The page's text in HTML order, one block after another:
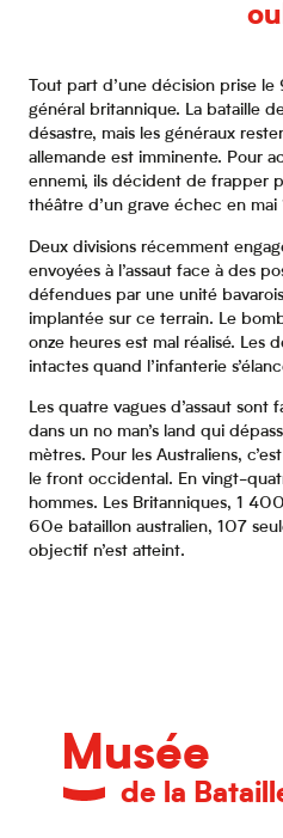
Tout part d’une décision prise
général britannique. La bataille
désastre, mais les généraux
allemande est imminente. Pour
ennemi, ils décident de frapper
théâtre d’un grave échec en mai
Deux divisions récemment
envoyées à l’assaut face à des
défendues par une unité
implantée sur ce terrain. Le
onze heures est mal réalisé. Les
intactes quand l’infanterie
Les quatre vagues d’assaut sont
dans un no man’s land qui
mètres. Pour les Australiens,
le front occidental. En vingt-
hommes. Les Britanniques, 1
60e bataillon australien, 107
objectif n’est atteint.
Musée
de la